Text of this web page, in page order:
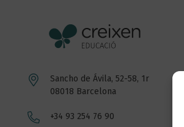
Sancho de Ávila, 52-58, 1r
08018 Barcelona
+34 93 254 76 90